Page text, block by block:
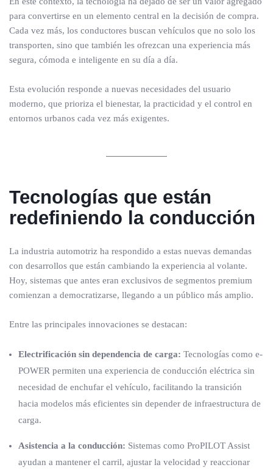
para convertirse en un elemento central en la decisión de compra.
Cada vez más, los conductores buscan vehículos que no solo los
transporten, sino que también les ofrezcan una experiencia más
segura, cómoda e inteligente en su día a día.
Esta evolución responde a nuevas necesidades del usuario
moderno, que prioriza el bienestar, la practicidad y el control en
entornos urbanos cada vez más exigentes.
Tecnologías que están
redefiniendo la conducción
La industria automotriz ha respondido a estas nuevas demandas
con desarrollos que están cambiando la experiencia al volante.
Hoy, sistemas que antes eran exclusivos de segmentos premium
comienzan a democratizarse, llegando a un público más amplio.
Entre las principales innovaciones se destacan:
Electrificación sin dependencia de carga: Tecnologías como e-
POWER permiten una experiencia de conducción eléctrica sin
necesidad de enchufar el vehículo, facilitando la transición
hacia modelos más eficientes sin depender de infraestructura de
carga.
Asistencia a la conducción: Sistemas como ProPILOT Assist
ayudan a mantener el carril, ajustar la velocidad y reaccionar